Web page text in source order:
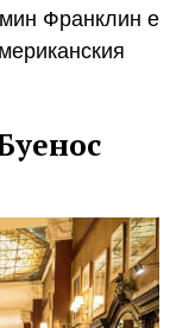
Франклин е